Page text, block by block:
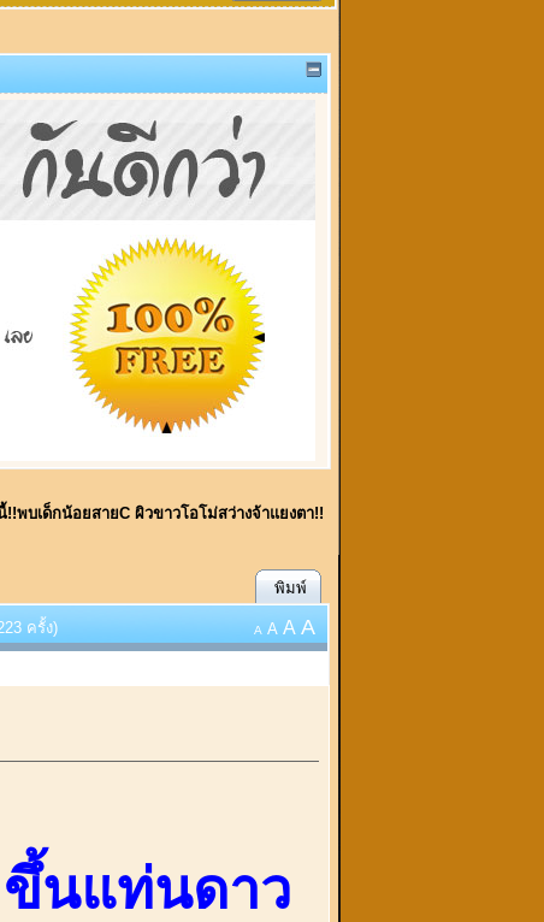
พบเด็กน้อยสายC ผิวขาวโอโม่สว่างจ้าแยงตา!!
พิมพ์
ครั้ง) A A A A
นแท่นดาว